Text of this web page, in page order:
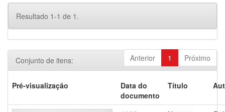
Resultado 1-1 de 1.
Anterior 1 Próximo
Conjunto de itens:
Pré-visualização
Data do
documento
Título